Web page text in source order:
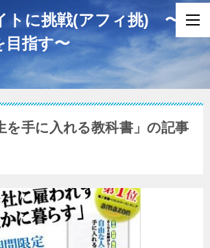
トに挑戦(アフィ挑) 〜
目指す〜
を手に入れる教科書」の記事